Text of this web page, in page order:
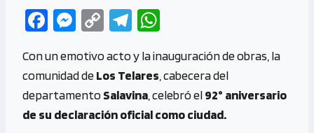
Fa
b
o
o
M
se
n
g
C
py
Li
n
Te
gr
a
m
at
s
A
Con un emotivo acto y la inauguración de obras, la
comunidad deLos Telares , cabecera del
departamentoSalavina , celebró el92° aniversario
de su declaración oficial como ciudad.